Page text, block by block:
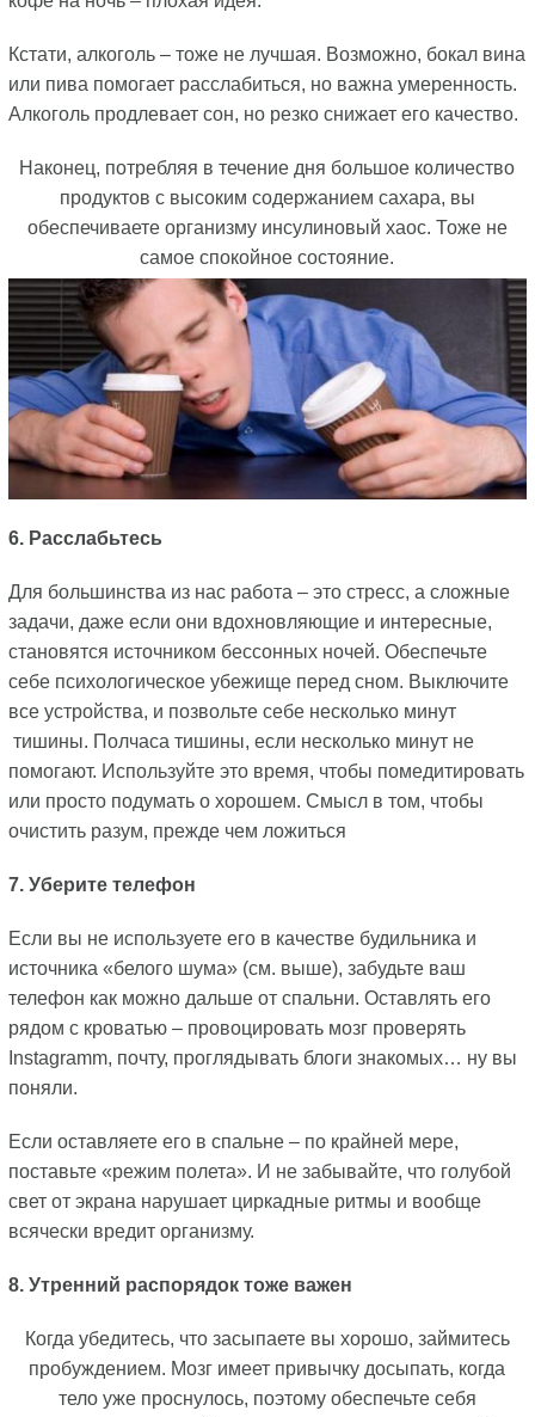
Кстати, алкоголь – тоже не лучшая. Возможно, бокал вина
или пива помогает расслабиться, но важна умеренность.
Алкоголь продлевает сон, но резко снижает его качество.
Наконец, потребляя в течение дня большое количество
продуктов с высоким содержанием сахара, вы
обеспечиваете организму инсулиновый хаос. Тоже не
самое спокойное состояние.
6. Расслабьтесь
Для большинства из нас работа – это стресс, а сложные
задачи, даже если они вдохновляющие и интересные,
становятся источником бессонных ночей. Обеспечьте
себе психологическое убежище перед сном. Выключите
все устройства, и позвольте себе несколько минут
тишины. Полчаса тишины, если несколько минут не
помогают. Используйте это время, чтобы помедитировать
или просто подумать о хорошем. Смысл в том, чтобы
очистить разум, прежде чем ложиться
7. Уберите телефон
Если вы не используете его в качестве будильника и
источника «белого шума» (см. выше), забудьте ваш
телефон как можно дальше от спальни. Оставлять его
рядом с кроватью – провоцировать мозг проверять
Instagramm, почту, проглядывать блоги знакомых… ну вы
поняли.
Если оставляете его в спальне – по крайней мере,
поставьте «режим полета». И не забывайте, что голубой
свет от экрана нарушает циркадные ритмы и вообще
всячески вредит организму.
8. Утренний распорядок тоже важен
Когда убедитесь, что засыпаете вы хорошо, займитесь
пробуждением. Мозг имеет привычку досыпать, когда
тело уже проснулось, поэтому обеспечьте себя